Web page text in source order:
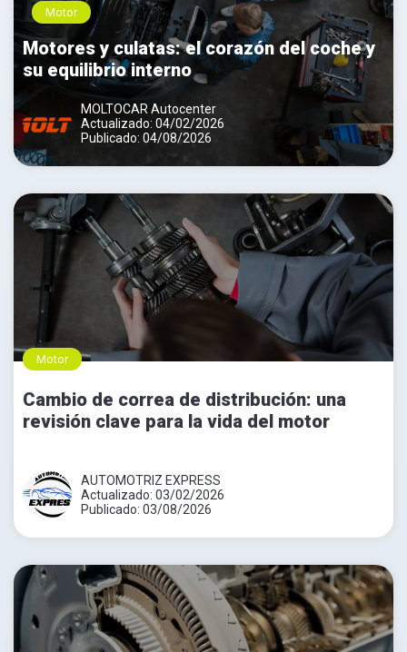
Motor
Motores y culatas: el corazón del coche y
su equilibrio interno
MOLTOCAR Autocenter
Actualizado: 04/02/2026
Publicado: 04/08/2026
Motor
Cambio de correa de distribución: una
revisión clave para la vida del motor
AUTOMOTRIZ EXPRESS
Actualizado: 03/02/2026
Publicado: 03/08/2026